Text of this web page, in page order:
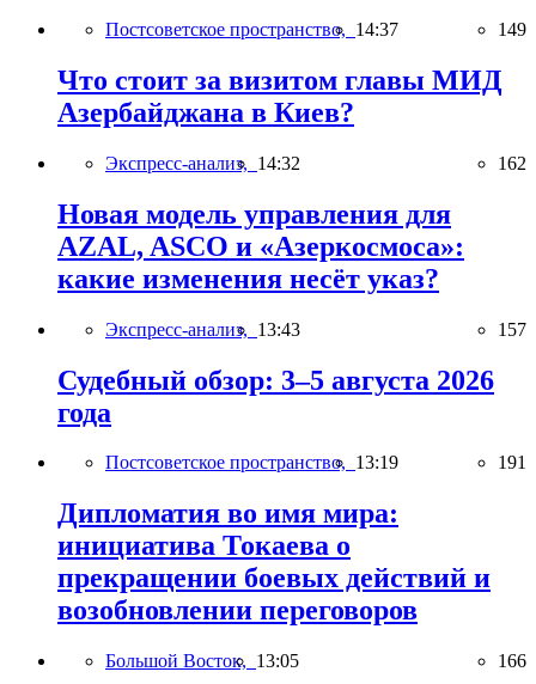
Постсоветское пространство, 14:37 149
Что стоит за визитом главы МИД
Азербайджана в Киев?
Экспресс-анализ, 14:32 162
Новая модель управления для
AZAL, ASCO и «Азеркосмоса»:
какие изменения несёт указ?
Экспресс-анализ, 13:43 157
Судебный обзор: 3–5 августа 2026
года
Постсоветское пространство, 13:19 191
Дипломатия во имя мира:
инициатива Токаева о
прекращении боевых действий и
возобновлении переговоров
Большой Восток, 13:05 166